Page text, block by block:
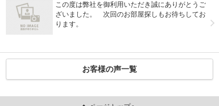
この度は弊社を御利用いただき誠にありがとうご
ざいました。 次回のお部屋探しもお待ちしてお
ります。
お客様の声一覧